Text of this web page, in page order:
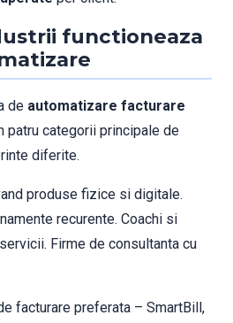
functioneaza
de automatizare facturare
patru categorii principale de
diferite.
produse fizice si digitale.
recurente. Coachi si
Firme de consultanta cu
facturare preferata – SmartBill,